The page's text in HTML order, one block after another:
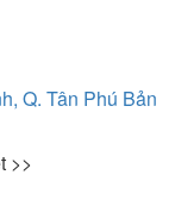
Q. Tân Phú Bản
>>